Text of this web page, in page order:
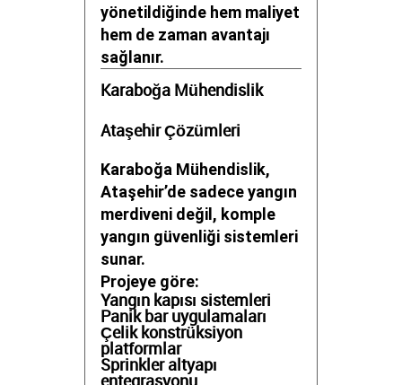
yönetildiğinde hem maliyet
hem de zaman avantajı
sağlanır.
Karaboğa Mühendislik
Ataşehir Çözümleri
Karaboğa Mühendislik,
Ataşehir’de sadece yangın
merdiveni değil, komple
yangın güvenliği sistemleri
sunar.
Projeye göre:
Yangın kapısı sistemleri
Panik bar uygulamaları
Çelik konstrüksiyon
platformlar
Sprinkler altyapı